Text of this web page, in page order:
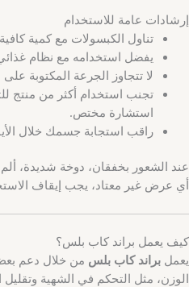
إرشادات عامة للاستخدام
تناول الكبسولات مع كمية
يفضل استخدامه مع نظام
لا تتجاوز الجرعة المكتوبة على
تجنب استخدام أكثر من منتج
استشارة مختص.
راقب استجابة جسمك خلال
عند الشعور بخفقان، دوخة شديدة،
أي عرض غير معتاد، يجب إيقاف
كيف يعمل براند كاب بلس؟
يعمل براند كاب بلس من خلال دعم
الوزن، مثل التحكم في الشهية وتقليل